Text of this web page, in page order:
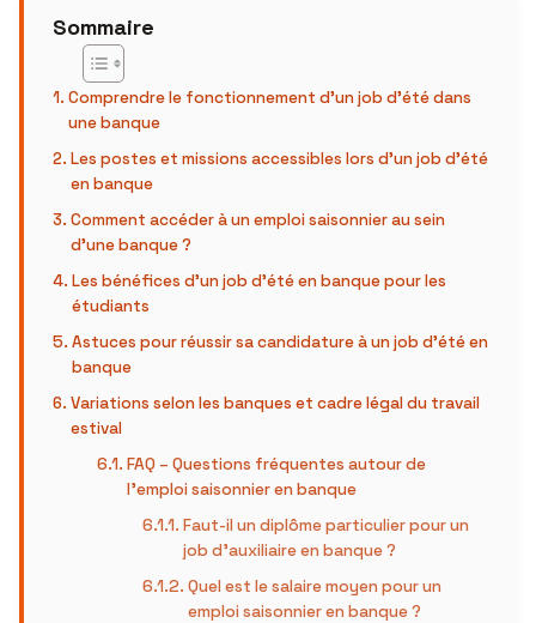
Sommaire
Comprendre le fonctionnement d’un job d’été dans
une banque
Les postes et missions accessibles lors d’un job d’été
en banque
Comment accéder à un emploi saisonnier au sein
d’une banque ?
Les bénéfices d’un job d’été en banque pour les
étudiants
Astuces pour réussir sa candidature à un job d’été en
banque
Variations selon les banques et cadre légal du travail
estival
FAQ – Questions fréquentes autour de
l’emploi saisonnier en banque
Faut-il un diplôme particulier pour un
job d’auxiliaire en banque ?
Quel est le salaire moyen pour un
emploi saisonnier en banque ?